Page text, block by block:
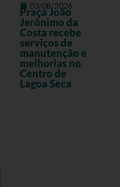
03/08/2026
Praça João
Jerônimo da
Costa recebe
serviços de
manutenção e
melhorias no
Centro de
Lagoa Seca